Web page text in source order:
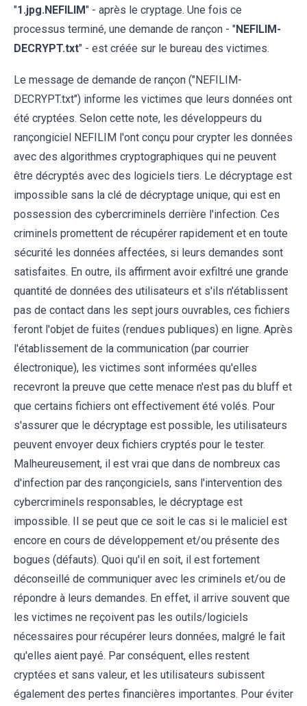
"1.jpg.NEFILIM" - après le cryptage. Une fois ce
processus terminé, une demande de rançon - "NEFILIM-
DECRYPT.txt" - est créée sur le bureau des victimes.
Le message de demande de rançon ("NEFILIM-
DECRYPT.txt") informe les victimes que leurs données ont
été cryptées. Selon cette note, les développeurs du
rançongiciel NEFILIM l'ont conçu pour crypter les données
avec des algorithmes cryptographiques qui ne peuvent
être décryptés avec des logiciels tiers. Le décryptage est
impossible sans la clé de décryptage unique, qui est en
possession des cybercriminels derrière l'infection. Ces
criminels promettent de récupérer rapidement et en toute
sécurité les données affectées, si leurs demandes sont
satisfaites. En outre, ils affirment avoir exfiltré une grande
quantité de données des utilisateurs et s'ils n'établissent
pas de contact dans les sept jours ouvrables, ces fichiers
feront l'objet de fuites (rendues publiques) en ligne. Après
l'établissement de la communication (par courrier
électronique), les victimes sont informées qu'elles
recevront la preuve que cette menace n'est pas du bluff et
que certains fichiers ont effectivement été volés. Pour
s'assurer que le décryptage est possible, les utilisateurs
peuvent envoyer deux fichiers cryptés pour le tester.
Malheureusement, il est vrai que dans de nombreux cas
d'infection par des rançongiciels, sans l'intervention des
cybercriminels responsables, le décryptage est
impossible. Il se peut que ce soit le cas si le maliciel est
encore en cours de développement et/ou présente des
bogues (défauts). Quoi qu'il en soit, il est fortement
déconseillé de communiquer avec les criminels et/ou de
répondre à leurs demandes. En effet, il arrive souvent que
les victimes ne reçoivent pas les outils/logiciels
nécessaires pour récupérer leurs données, malgré le fait
qu'elles aient payé. Par conséquent, elles restent
cryptées et sans valeur, et les utilisateurs subissent
également des pertes financières importantes. Pour éviter